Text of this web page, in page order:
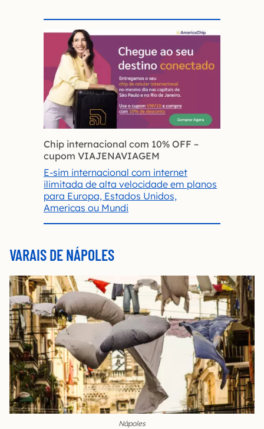
Chip internacional com 10% OFF –
cupom VIAJENAVIAGEM
E-sim internacional com internet
ilimitada de alta velocidade em planos
para Europa, Estados Unidos,
Americas ou Mundi
VARAIS DE NÁPOLES
Nápoles